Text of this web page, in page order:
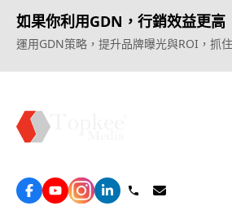
如果你利用GDN，行銷效益更高
運用GDN策略，提升品牌曝光與ROI，抓